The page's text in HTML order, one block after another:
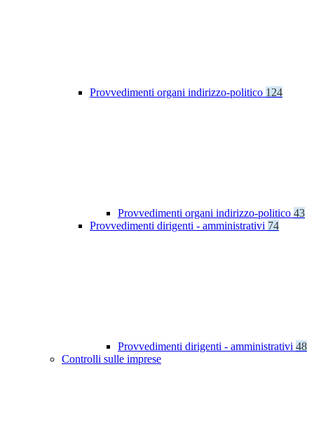
Provvedimenti organi indirizzo-politico 124
Provvedimenti organi indirizzo-politico 43
Provvedimenti dirigenti - amministrativi 74
Provvedimenti dirigenti - amministrativi 48
Controlli sulle imprese